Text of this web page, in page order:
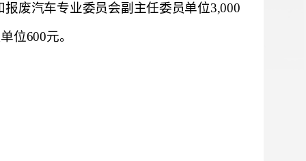
报废汽车专业委员会副主任委员单位3,000
位600元。